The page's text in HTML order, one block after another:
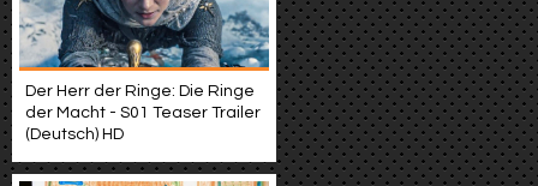
Der Herr der Ringe: Die Ringe
der Macht - S01 Teaser Trailer
(Deutsch) HD